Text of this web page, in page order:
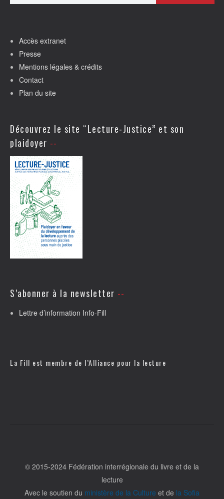
Accès extranet
Presse
Mentions légales & crédits
Contact
Plan du site
Découvrez le site “Lecture-Justice” et son
plaidoyer
S’abonner à la newsletter
Lettre d’information Info-Fill
La Fill est membre de l’Alliance pour la lecture
© 2015-2024 Fédération interrégionale du livre et de la
lecture
Avec le soutien du ministère de la Culture et de la Sofia